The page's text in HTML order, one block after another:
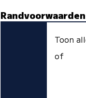
Randvoorwaarden
Toon
of